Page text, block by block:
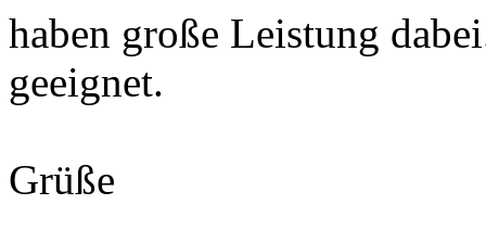
haben große Leistung
geeignet.
Grüße